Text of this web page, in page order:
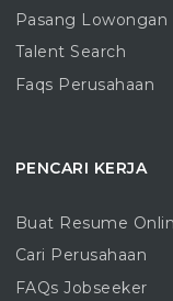
Pasang Lowongan
Talent Search
Faqs Perusahaan
PENCARI KERJA
Buat Resume
Cari Perusahaan
FAQs Jobseeker